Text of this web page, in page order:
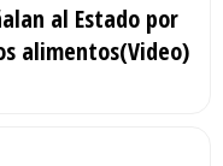
al Estado por
alimentos(Video)